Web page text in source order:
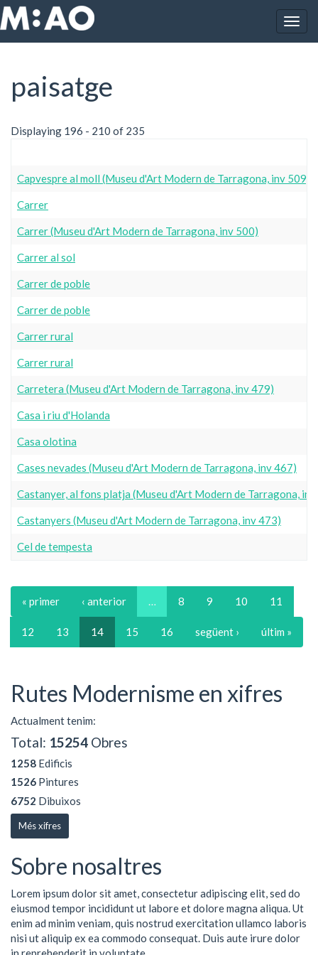
Vés al contingut
Inici paisatge
paisatge
Displaying 196 - 210 of 235
Capvespre al moll (Museu d'Art Modern de Tarragona, inv 509)
Carrer
Carrer (Museu d'Art Modern de Tarragona, inv 500)
Carrer al sol
Carrer de poble
Carrer de poble
Carrer rural
Carrer rural
Carretera (Museu d'Art Modern de Tarragona, inv 479)
Casa i riu d'Holanda
Casa olotina
Cases nevades (Museu d'Art Modern de Tarragona, inv 467)
Castanyer, al fons platja (Museu d'Art Modern de Tarragona,
Castanyers (Museu d'Art Modern de Tarragona, inv 473)
Cel de tempesta
« primer ‹ anterior … 8 9 10 11
12 13 14 15 16 següent › últim »
Rutes Modernisme en xifres
Actualment tenim:
Total: 15254 Obres
1258 Edificis
1526 Pintures
6752 Dibuixos
Més xifres
Sobre nosaltres
Lorem ipsum dolor sit amet, consectetur adipiscing elit, sed do
eiusmod tempor incididunt ut labore et dolore magna aliqua. Ut
enim ad minim veniam, quis nostrud exercitation ullamco laboris
nisi ut aliquip ex ea commodo consequat. Duis aute irure dolor